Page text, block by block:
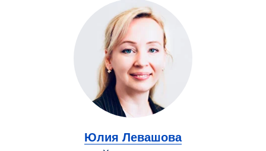
Юлия Левашова